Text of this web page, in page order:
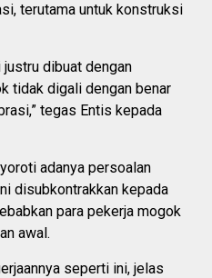
terutama untuk konstruksi
dibuat dengan
tidak digali dengan benar
tegas Entis kepada
adanya persoalan
disubkontrakkan kepada
para pekerja mogok
awal.
seperti ini, jelas